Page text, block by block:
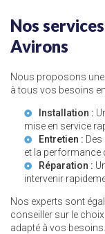
Nos
Avirons
Nous proposons
à tous vos besoins
Installation :
mise en service
Entretien :
et la performance
Réparation :
intervenir
Nos experts sont
conseiller sur le
adapté à vos besoins.